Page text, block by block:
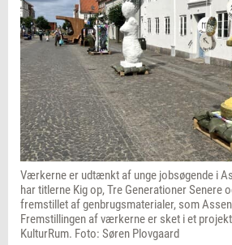
Værkerne er udtænkt af unge jobsøgende i
har titlerne Kig op, Tre Generationer Senere
fremstillet af genbrugsmaterialer, som
Fremstillingen af værkerne er sket i et
KulturRum. Foto: Søren Plovgaard